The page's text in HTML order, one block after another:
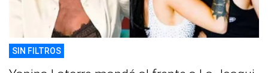
SIN FILTROS